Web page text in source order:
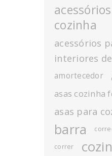
cozinha
acessórios
interiores
amortecedor
asas cozinha
asas para
barra
correr